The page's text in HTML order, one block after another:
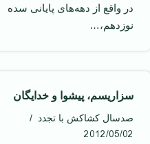
در واقع از دهه‌های پايانی سده
نوزدهم،…
سزاريسم، پيشوا و خدايگان
صدسال کشاکش با تجدد
2012/05/02